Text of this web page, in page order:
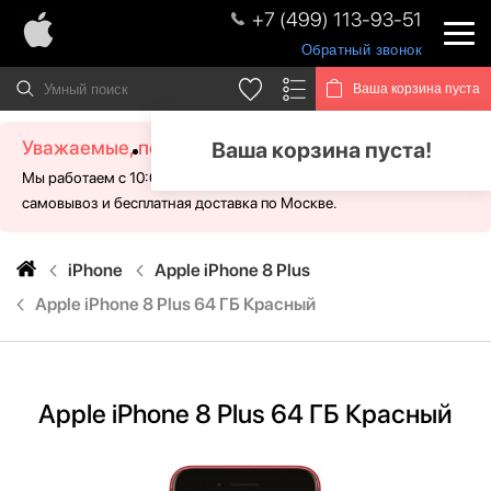
+7 (499) 113-93-51
Обратный звонок
Ваша корзина пуста
Ваша корзина пуста!
Уважаемые, посетители!
Мы работаем с 10:00 - 21:00 без выходных. Для Вас доступен
самовывоз и бесплатная доставка по Москве.
iPhone
Apple iPhone 8 Plus
Apple iPhone 8 Plus 64 ГБ Красный
Apple iPhone 8 Plus 64 ГБ Красный